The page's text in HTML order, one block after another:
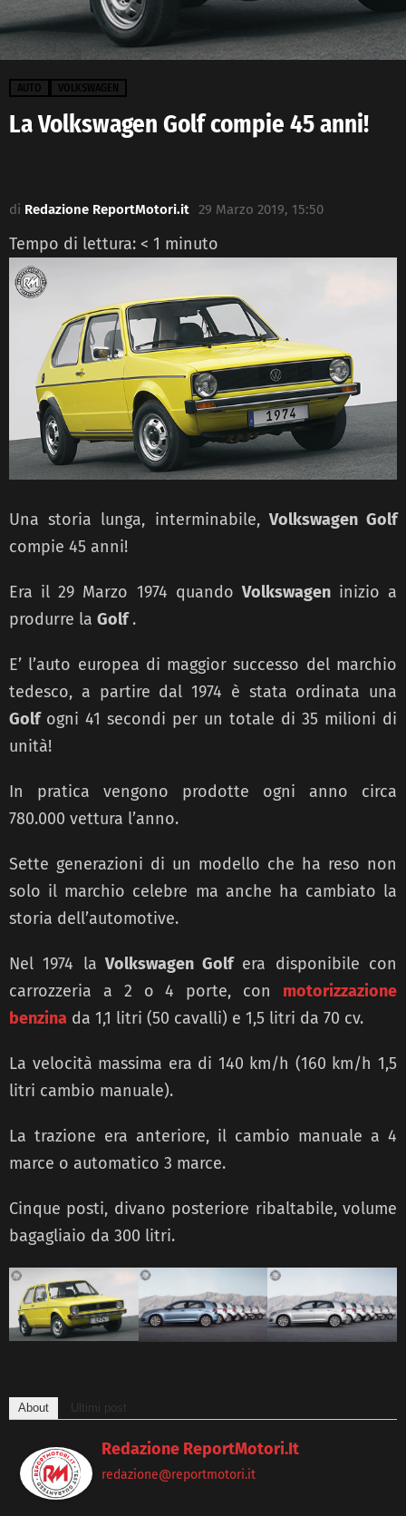
AUTO VOLKSWAGEN
La Volkswagen Golf compie 45 anni!
di Redazione ReportMotori.it 29 Marzo 2019, 15:50
Tempo di lettura: < 1 minuto
Una storia lunga, interminabile, Volkswagen Golf
compie 45 anni!
Era il 29 Marzo 1974 quando Volkswageninizio a
produrre la Golf.
E’ l’auto europea di maggior successo del marchio
tedesco, a partire dal 1974 è stata ordinata una
Golfogni 41 secondi per un totale di 35 milioni di
unità!
In pratica vengono prodotte ogni anno circa
780.000 vettura l’anno.
Sette generazioni di un modello che ha reso non
solo il marchio celebre ma anche ha cambiato la
storia dell’automotive.
Nel 1974 la Volkswagen Golfera disponibile con
carrozzeria a 2 o 4 porte, con motorizzazione
benzina da 1,1 litri (50 cavalli) e 1,5 litri da 70 cv.
La velocità massima era di 140 km/h (160 km/h 1,5
litri cambio manuale).
La trazione era anteriore, il cambio manuale a 4
marce o automatico 3 marce.
Cinque posti, divano posteriore ribaltabile, volume
bagagliaio da 300 litri.
About Ultimi post
Redazione ReportMotori.it
redazione@reportmotori.it